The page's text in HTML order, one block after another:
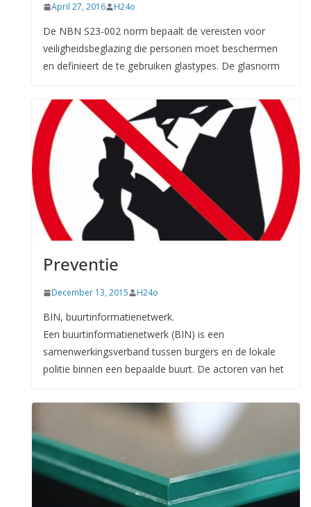
April 27, 2016 H24o
De NBN S23-002 norm bepaalt de vereisten voor
veiligheidsbeglazing die personen moet beschermen
en definieert de te gebruiken glastypes. De glasnorm
Preventie
December 13, 2015 H24o
BIN, buurtinformatienetwerk.
Een buurtinformatienetwerk (BIN) is een
samenwerkingsverband tussen burgers en de lokale
politie binnen een bepaalde buurt. De actoren van het